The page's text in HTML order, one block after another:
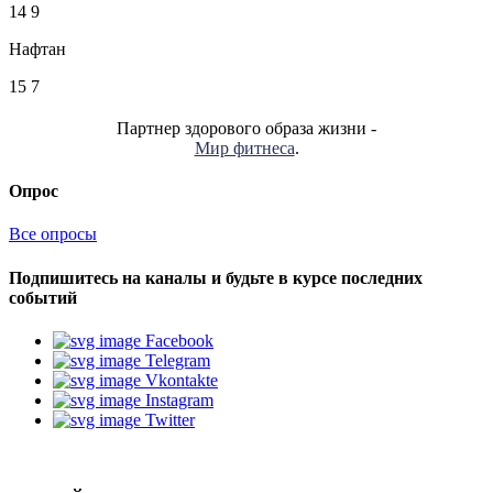
14 9
Нафтан
15 7
Партнер здорового образа жизни -
Мир фитнеса.
Опрос
Все опросы
Подпишитесь на каналы и будьте в курсе последних
событий
Facebook
Telegram
Vkontakte
Instagram
Twitter